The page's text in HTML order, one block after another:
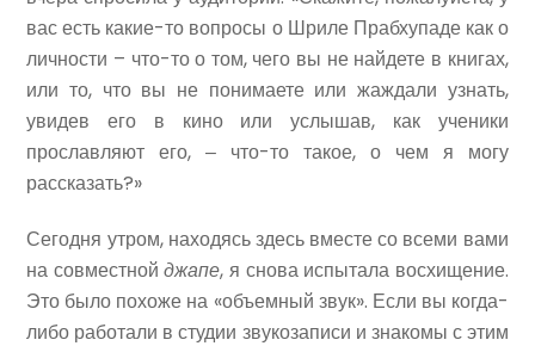
вас есть какие-то вопросы о Шриле Прабхупаде как о
личности – что-то о том, чего вы не найдете в книгах,
или то, что вы не понимаете или жаждали узнать,
увидев его в кино или услышав, как ученики
прославляют его, ‒ что-то такое, о чем я могу
рассказать?»
Сегодня утром, находясь здесь вместе со всеми вами
на совместнойджапе, я снова испытала восхищение.
Это было похоже на «объемный звук». Если вы когда-
либо работали в студии звукозаписи и знакомы с этим